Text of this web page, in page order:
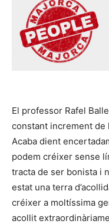
El professor Rafel
constant increment de
Acaba dient
podem créixer sense
tracta de ser bonista i
estat una terra
créixer a moltíssima
acollit